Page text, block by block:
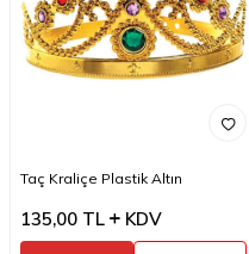
Taç Kraliçe Plastik Altın
135,00 TL KDV